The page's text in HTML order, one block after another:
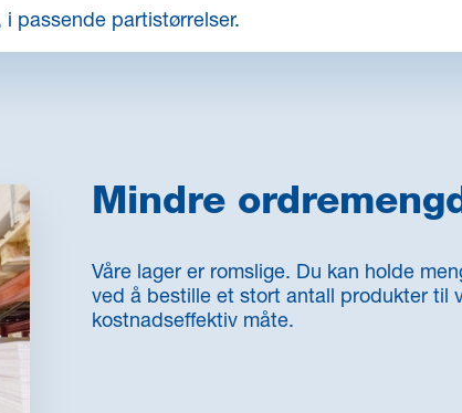
passende partistørrelser.
Mindre
Våre lager er romslige. Du kan holde
ved å bestille et stort antall produkter til
kostnadseffektiv måte.